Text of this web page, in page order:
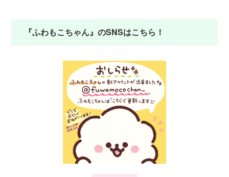
『ふわもこちゃん』のSNSはこちら！